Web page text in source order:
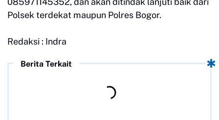
Polsek terdekat maupun Polres Bogor.
Redaksi : Indra
Berita Terkait